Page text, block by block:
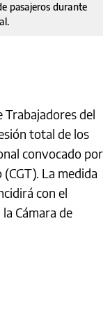
pasajeros durante
Trabajadores del
total de los
convocado por
La medida
con el
Cámara de